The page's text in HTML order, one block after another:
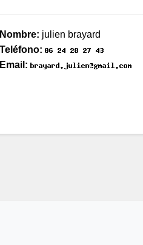
Nombre: julien brayard
Teléfono:
Email: